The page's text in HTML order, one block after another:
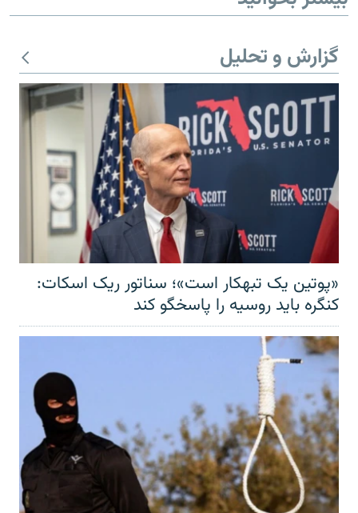
گزارش و تحلیل
«پوتین یک تبهکار است»؛ سناتور ریک اسکات:
کنگره باید روسیه را پاسخگو کند